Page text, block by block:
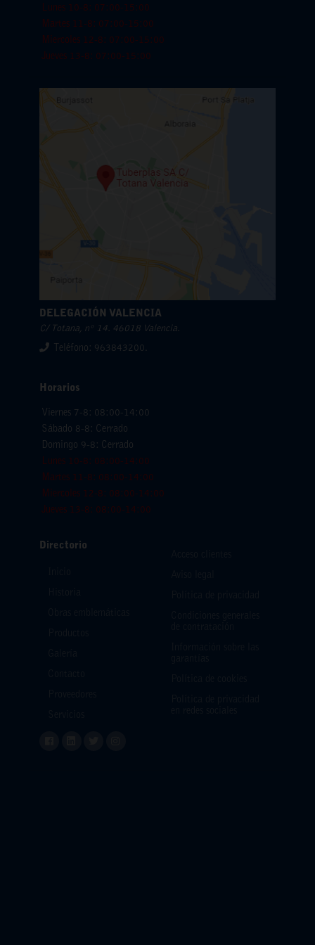
Directorio
Lunes 10-8: 07:00-15:00
Martes 11-8: 07:00-15:00
Miercoles 12-8: 07:00-15:00
Jueves 13-8: 07:00-15:00
DELEGACIÓN VALENCIA
C/ Totana, nº 14. 46018 Valencia.
Teléfono: 963843200.
Horarios
Viernes 7-8: 08:00-14:00
Sábado 8-8: Cerrado
Domingo 9-8: Cerrado
Lunes 10-8: 08:00-14:00
Martes 11-8: 08:00-14:00
Miercoles 12-8: 08:00-14:00
Jueves 13-8: 08:00-14:00